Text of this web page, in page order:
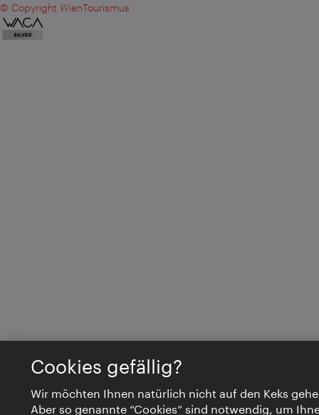
© Copyright WienTourismus
Cookies gefällig?
Wir möchten Ihnen natürlich nicht auf den Keks
Aber so genannte “Cookies” sind notwendig, um